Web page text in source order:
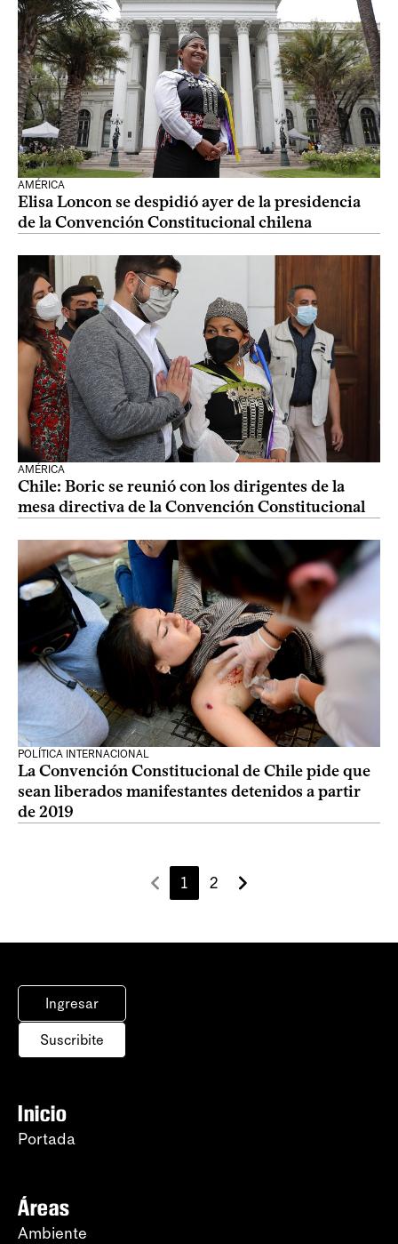
AMÉRICA
Elisa Loncon se despidió ayer de la presidencia
de la Convención Constitucional chilena
AMÉRICA
Chile: Boric se reunió con los dirigentes de la
mesa directiva de la Convención Constitucional
POLÍTICA INTERNACIONAL
La Convención Constitucional de Chile pide que
sean liberados manifestantes detenidos a partir
de 2019
1 2
Ingresar
Suscribite
Inicio
Portada
Áreas
Ambiente